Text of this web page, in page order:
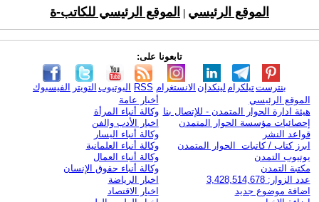
الموقع الرئيسي الموقع الرئيسي للكاتب-ة
تابعونا على:
الفيسبوك التويتر اليوتيوب RSS الانستغرام لينكدإن تيلكرامبنترست
الموقع الرئيسي
هيئة ادارة الحوار المتمدن - للإتصال بنا
إحصائيات مؤسسة الحوار المتمدن
قواعد النشر
ابرز كتاب / كاتبات الحوار المتمدن
يوتيوب التمدن
مكتبة التمدن
عدد الزوار: 3,428,514,678
اضافة موضوع جديد
أخبار عامة
وكالة أنباء المرأة
اخبار الأدب والفن
وكالة أنباء اليسار
وكالة أنباء العلمانية
وكالة أنباء العمال
وكالة أنباء حقوق الإنسان
اخبار الرياضة
اخبار الاقتصاد